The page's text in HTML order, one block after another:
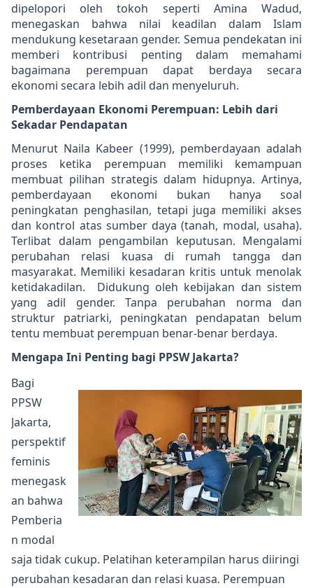
dipelopori oleh tokoh seperti Amina Wadud,
menegaskan bahwa nilai keadilan dalam Islam
mendukung kesetaraan gender. Semua pendekatan ini
memberi kontribusi penting dalam memahami
bagaimana perempuan dapat berdaya secara
ekonomi secara lebih adil dan menyeluruh.
Pemberdayaan Ekonomi Perempuan: Lebih dari
Sekadar Pendapatan
Menurut Naila Kabeer (1999), pemberdayaan adalah
proses ketika perempuan memiliki kemampuan
membuat pilihan strategis dalam hidupnya. Artinya,
pemberdayaan ekonomi bukan hanya soal
peningkatan penghasilan, tetapi juga memiliki akses
dan kontrol atas sumber daya (tanah, modal, usaha).
Terlibat dalam pengambilan keputusan. Mengalami
perubahan relasi kuasa di rumah tangga dan
masyarakat. Memiliki kesadaran kritis untuk menolak
ketidakadilan.
Didukung oleh kebijakan dan sistem
yang adil gender. Tanpa perubahan norma dan
struktur patriarki, peningkatan pendapatan belum
tentu membuat perempuan benar-benar berdaya.
Mengapa Ini Penting bagi PPSW Jakarta?
Bagi
PPSW
Jakarta,
perspektif
feminis
menegask
an bahwa
Pemberia
n modal
saja tidak cukup. Pelatihan keterampilan harus diiringi
perubahan kesadaran dan relasi kuasa. Perempuan